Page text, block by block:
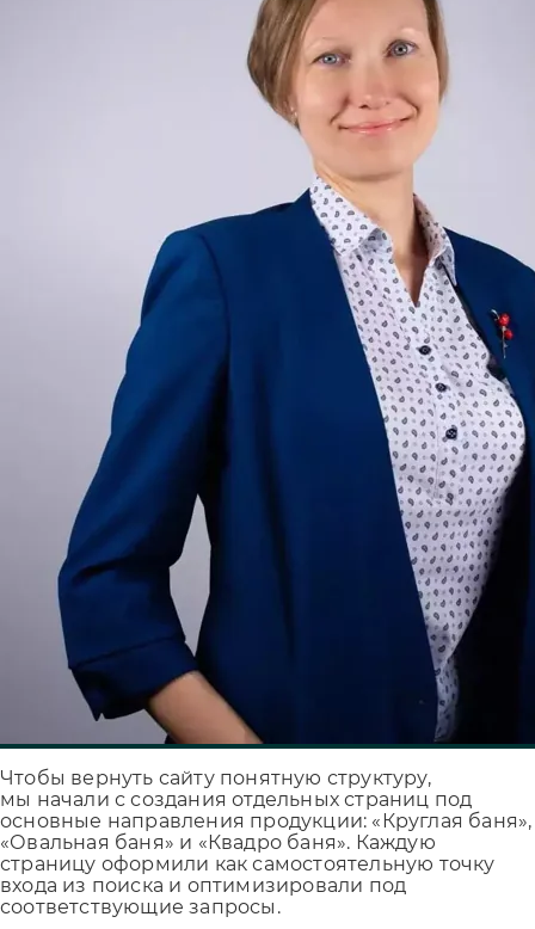
Чтобы вернуть сайту понятную структуру,
мы начали с создания отдельных страниц под
основные направления продукции: «Круглая баня»,
«Овальная баня» и «Квадро баня». Каждую
страницу оформили как самостоятельную точку
входа из поиска и оптимизировали под
соответствующие запросы.